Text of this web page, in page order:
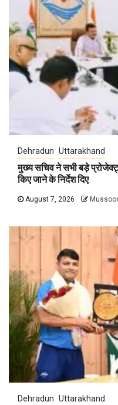
Dehradun Uttarakhand
मुख्य सचिव ने सभी बड़े
किए जाने के निर्देश दिए
August 7, 2026
Dehradun Uttarakhand